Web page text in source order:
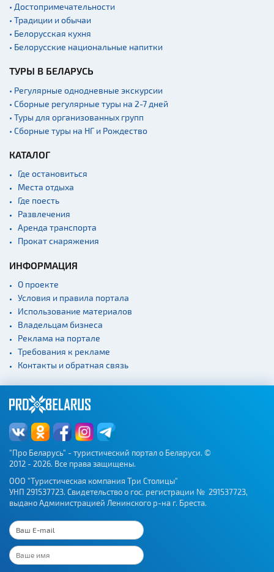
• Достопримечательности
• Традиции и обычаи
• Белорусская кухня
• Белорусские национальные напитки
ТУРЫ В БЕЛАРУСЬ
• Регулярные однодневные экскурсии
• Сборные регулярные туры на 2-7 дней
• Туры для организованных групп
• Сборные туры на НГ и Рождество
КАТАЛОГ
Где остановиться
Места отдыха
Где поесть
Развлечения
Аренда транспорта
Прокат снаряжения
ИНФОРМАЦИЯ
О проекте
Условия и правила портала
Использование материалов
Владельцам бизнеса
Реклама на портале
Требования к рекламе
Контакты и обратная связь
"Про Беларусь" - туристический портал о Беларуси. ©
2012 - 2026. Все права защищены.
ООО "Туристическая компания Три Столицы"
УНП 291537723. Свидетельство о гос. регистрации № 291537723,
выдано Администрацией Ленинского р-на г. Бреста.